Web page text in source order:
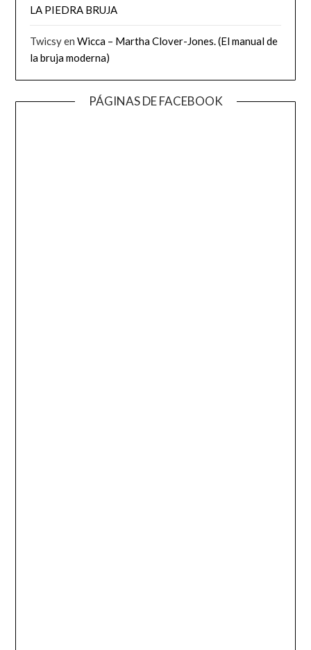
LA PIEDRA BRUJA
TwicsyenWicca – Martha Clover-Jones. (El manual de
la bruja moderna)
PÁGINAS DE FACEBOOK